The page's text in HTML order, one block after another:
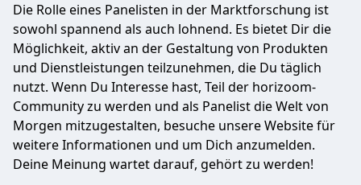
Die Rolle eines Panelisten in der Marktforschung ist
sowohl spannend als auch lohnend. Es bietet Dir die
Möglichkeit, aktiv an der Gestaltung von Produkten
und Dienstleistungen teilzunehmen, die Du täglich
nutzt. Wenn Du Interesse hast, Teil der horizoom-
Community zu werden und als Panelist die Welt von
Morgen mitzugestalten, besuche unsere Website für
weitere Informationen und um Dich anzumelden.
Deine Meinung wartet darauf, gehört zu werden!